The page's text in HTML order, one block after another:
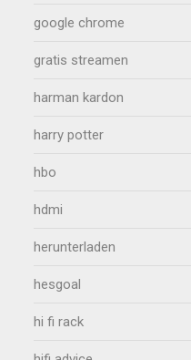
google chrome
gratis streamen
harman kardon
harry potter
hbo
hdmi
herunterladen
hesgoal
hi fi rack